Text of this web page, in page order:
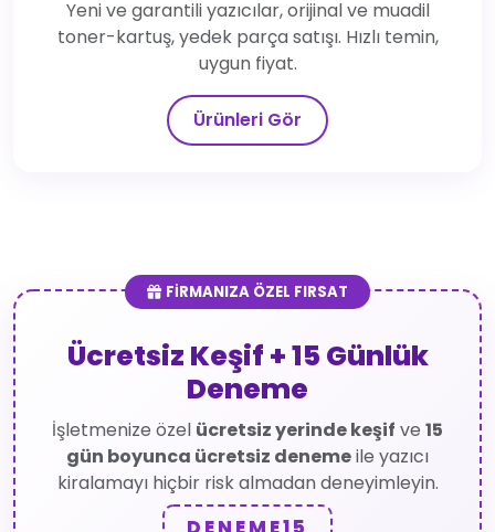
Yeni ve garantili yazıcılar, orijinal ve muadil
toner-kartuş, yedek parça satışı. Hızlı temin,
uygun fiyat.
Ürünleri Gör
FİRMANIZA ÖZEL FIRSAT
Ücretsiz Keşif + 15 Günlük
Deneme
İşletmenize özel ücretsiz yerinde keşif ve 15
gün boyunca ücretsiz denemeile yazıcı
kiralamayı hiçbir risk almadan deneyimleyin.